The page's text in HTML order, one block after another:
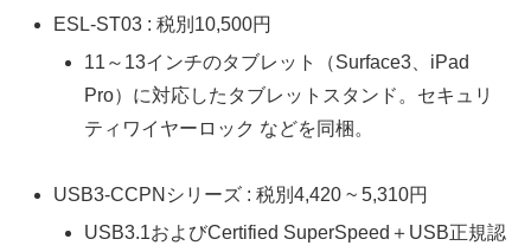
ESL-ST03 : 税別10,500円
11～13インチのタブレット（Surface3、iPad
Pro）に対応したタブレットスタンド。セキュリ
ティワイヤーロック などを同梱。
USB3-CCPNシリーズ : 税別4,420 ~ 5,310円
USB3.1およびCertified SuperSpeed＋USB正規認